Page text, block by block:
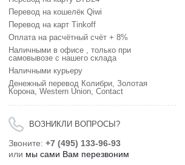
Перевод на кошелёк Qiwi
Перевод на карт Tinkoff
Оплата на расчётный счёт + 8%
Наличными в офисе , только при
самовывозе с нашего склада
Наличными курьеру
Денежный перевод Колибри, Золотая
Корона, Western Union, Contact
ВОЗНИКЛИ ВОПРОСЫ?
Звоните: +7 (495) 133-96-93
или мы сами Вам перезвоним